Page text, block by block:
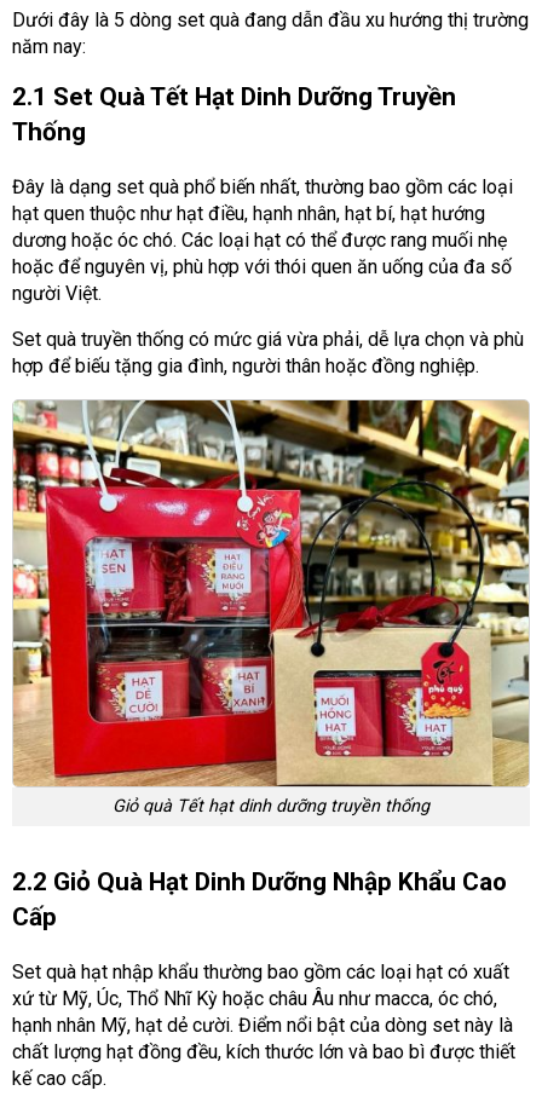
Dưới đây là 5 dòng set quà đang dẫn đầu xu hướng thị trường
năm nay:
2.1 Set Quà Tết Hạt Dinh Dưỡng Truyền
Thống
Đây là dạng set quà phổ biến nhất, thường bao gồm các loại
hạt quen thuộc như hạt điều, hạnh nhân, hạt bí, hạt hướng
dương hoặc óc chó. Các loại hạt có thể được rang muối nhẹ
hoặc để nguyên vị, phù hợp với thói quen ăn uống của đa số
người Việt.
Set quà truyền thống có mức giá vừa phải, dễ lựa chọn và phù
hợp để biếu tặng gia đình, người thân hoặc đồng nghiệp.
Giỏ quà Tết hạt dinh dưỡng truyền thống
2.2 Giỏ Quà Hạt Dinh Dưỡng Nhập Khẩu Cao
Cấp
Set quà hạt nhập khẩu thường bao gồm các loại hạt có xuất
xứ từ Mỹ, Úc, Thổ Nhĩ Kỳ hoặc châu Âu như macca, óc chó,
hạnh nhân Mỹ, hạt dẻ cười. Điểm nổi bật của dòng set này là
chất lượng hạt đồng đều, kích thước lớn và bao bì được thiết
kế cao cấp.